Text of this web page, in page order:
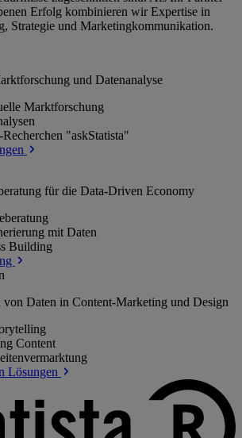
Erfolg kombinieren wir Expertise in
Strategie und Marketingkommunikation.
und Datenanalyse
Marktforschung
"askStatista"
für die Data-Driven Economy
mit Daten
Building
von Daten in Content-Marketing und Design
Content
Lösungen